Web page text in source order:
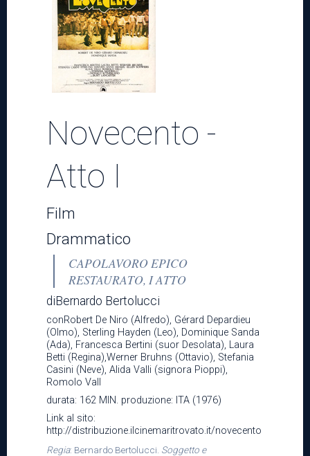
Rassegne
Informazioni
Trasparenza
Novecento -
Atto I
Film
Drammatico
CAPOLAVORO EPICO
RESTAURATO, I ATTO
diBernardo Bertolucci
conRobert De Niro (Alfredo), Gérard Depardieu
(Olmo), Sterling Hayden (Leo), Dominique Sanda
(Ada), Francesca Bertini (suor Desolata), Laura
Betti (Regina),Werner Bruhns (Ottavio), Stefania
Casini (Neve), Alida Valli (signora Pioppi),
Romolo Vall
durata: 162 MIN. produzione: ITA (1976)
Link al sito:
http://distribuzione.ilcinemaritrovato.it/novecento
Regia: Bernardo Bertolucci. Soggetto e